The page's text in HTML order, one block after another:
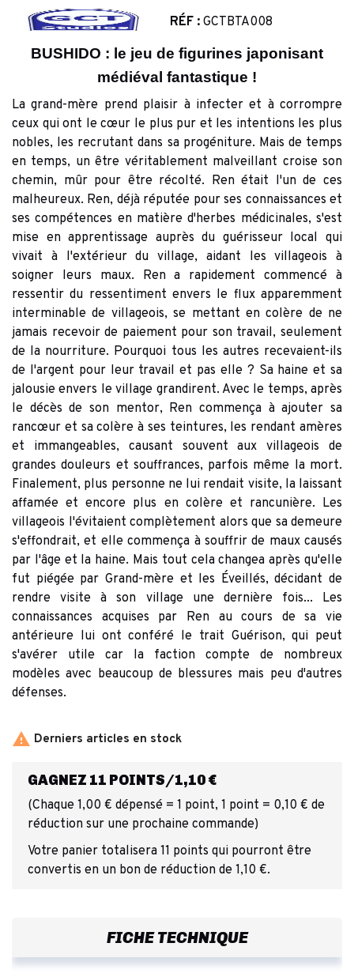
RÉF : GCTBTA008
BUSHIDO : le jeu de figurines japonisant
médiéval fantastique !
La grand-mère prend plaisir à infecter et à corrompre
ceux qui ont le cœur le plus pur et les intentions les plus
nobles, les recrutant dans sa progéniture. Mais de temps
en temps, un être véritablement malveillant croise son
chemin, mûr pour être récolté. Ren était l'un de ces
malheureux. Ren, déjà réputée pour ses connaissances et
ses compétences en matière d'herbes médicinales, s'est
mise en apprentissage auprès du guérisseur local qui
vivait à l'extérieur du village, aidant les villageois à
soigner leurs maux. Ren a rapidement commencé à
ressentir du ressentiment envers le flux apparemment
interminable de villageois, se mettant en colère de ne
jamais recevoir de paiement pour son travail, seulement
de la nourriture. Pourquoi tous les autres recevaient-ils
de l'argent pour leur travail et pas elle ? Sa haine et sa
jalousie envers le village grandirent. Avec le temps, après
le décès de son mentor, Ren commença à ajouter sa
rancœur et sa colère à ses teintures, les rendant amères
et immangeables, causant souvent aux villageois de
grandes douleurs et souffrances, parfois même la mort.
Finalement, plus personne ne lui rendait visite, la laissant
affamée et encore plus en colère et rancunière. Les
villageois l'évitaient complètement alors que sa demeure
s'effondrait, et elle commença à souffrir de maux causés
par l'âge et la haine. Mais tout cela changea après qu'elle
fut piégée par Grand-mère et les Éveillés, décidant de
rendre visite à son village une dernière fois... Les
connaissances acquises par Ren au cours de sa vie
antérieure lui ont conféré le trait Guérison, qui peut
s'avérer utile car la faction compte de nombreux
modèles avec beaucoup de blessures mais peu d'autres
défenses.
 Derniers articles en stock
GAGNEZ 11 POINTS/1,10 €
(Chaque 1,00 € dépensé = 1 point, 1 point = 0,10 € de
réduction sur une prochaine commande)
Votre panier totalisera 11 points qui pourront être
convertis en un bon de réduction de 1,10 €.
FICHE TECHNIQUE